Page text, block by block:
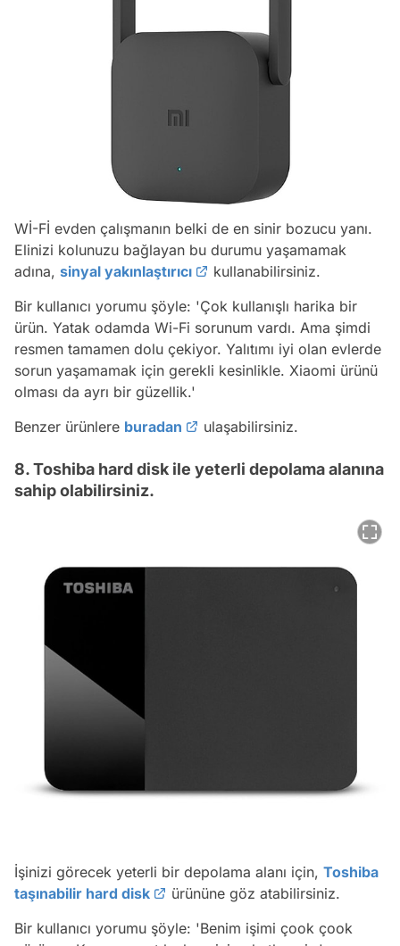
Wİ-Fİ evden çalışmanın belki de en sinir bozucu yanı.
Elinizi kolunuzu bağlayan bu durumu yaşamamak
adına, sinyal yakınlaştırıcı
kullanabilirsiniz.
Bir kullanıcı yorumu şöyle: 'Çok kullanışlı harika bir
ürün. Yatak odamda Wi-Fi sorunum vardı. Ama şimdi
resmen tamamen dolu çekiyor. Yalıtımı iyi olan evlerde
sorun yaşamamak için gerekli kesinlikle. Xiaomi ürünü
olması da ayrı bir güzellik.'
Benzer ürünlere buradan ulaşabilirsiniz.
8. Toshiba hard disk ile yeterli depolama alanına
sahip olabilirsiniz.
İşinizi görecek yeterli bir depolama alanı için, Toshiba
taşınabilir hard disk
ürününe göz atabilirsiniz.
Bir kullanıcı yorumu şöyle: 'Benim işimi çook çook